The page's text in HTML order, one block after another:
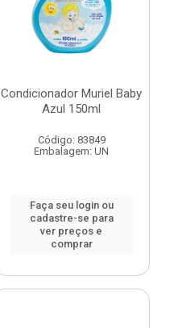
Condicionador Muriel Baby
Azul 150ml
Código: 83849
Embalagem: UN
Faça seu login ou
cadastre-se para
ver preços e
comprar